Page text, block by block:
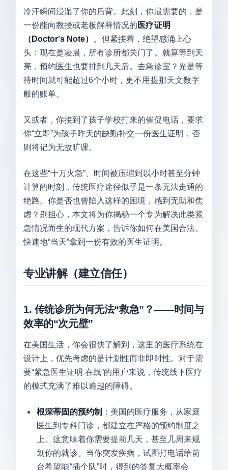
冷汗瞬间浸湿了你的后背。此刻，你最需要的，是
一份能向教授或老板解释情况的 医疗证明
（Doctor's Note） 。但紧接着，绝望感涌上心
头：现在是凌晨，所有诊所都关门了。就算等到天
亮，预约医生也要排到几天后。去急诊室？光是等
待时间就可能超过6个小时，更不用提那天文数字
般的账单。
又或者，你接到了孩子学校打来的催促电话，要求
你“立即”为孩子昨天的缺勤补交一份医生证明，否
则将记为无故旷课。
在这些“十万火急”、时间被压缩到以小时甚至分钟
计算的时刻，传统医疗途径似乎是一条无法走通的
绝路。你是否也曾陷入这样的困境，感到无助和焦
虑？别担心，本文将为你揭秘一个专为解决此类紧
急情况而生的现代方案，告诉你如何在美国合法、
快速地“当天”拿到一份有效的医生证明。
专业讲解（建立信任）
1. 传统诊所为何无法“救急”？——时间与
效率的“次元壁”
在美国生活，你会很快了解到，这里的医疗系统在
设计上，优先考虑的是计划性而非即时性。对于需
要“紧急医生证明 在线”的用户来说，传统线下医疗
的模式充满了难以逾越的障碍。
根深蒂固的预约制 ：美国的医疗服务，从家庭
医生到专科门诊，都建立在严格的预约制度之
上。这意味着你需要提前几天，甚至几周来规
划你的就诊。当你突发疾病，试图打电话给前
台希望能“插个队”时，得到的答复大概率会